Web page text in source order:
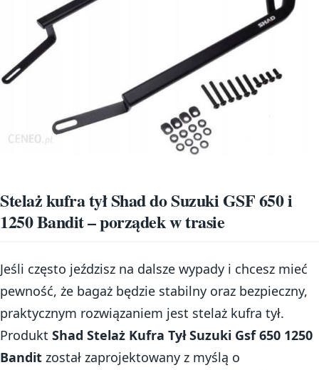
Stelaż kufra tył Shad do Suzuki GSF 650 i
1250 Bandit – porządek w trasie
Jeśli często jeździsz na dalsze wypady i chcesz mieć
pewność, że bagaż będzie stabilny oraz bezpieczny,
praktycznym rozwiązaniem jest stelaż kufra tył.
Produkt Shad Stelaż Kufra Tył Suzuki Gsf 650 1250
Bandit został zaprojektowany z myślą o